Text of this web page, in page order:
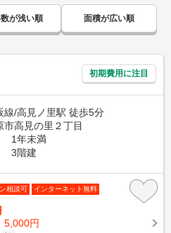
が浅い順 面積が広い順
初期費用に注目
線/高見ノ里駅 徒歩5分
市高見の里２丁目
1年未満
3階建
相談可 インターネット無料
5,000円